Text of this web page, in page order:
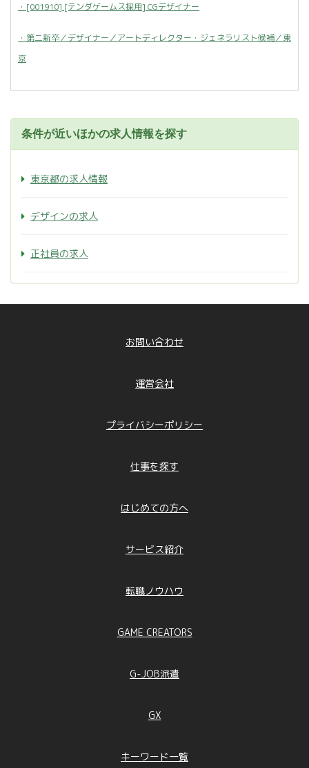
・[001910] [テンダゲームス採用] CGデザイナー
・第二新卒／デザイナー／アートディレクター・ジェネラリスト候補／東
京
条件が近いほかの求人情報を探す
東京都の求人情報
デザインの求人
正社員の求人
お問い合わせ
運営会社
プライバシーポリシー
仕事を探す
はじめての方へ
サービス紹介
転職ノウハウ
GAME CREATORS
G-JOB派遣
GX
キーワード一覧